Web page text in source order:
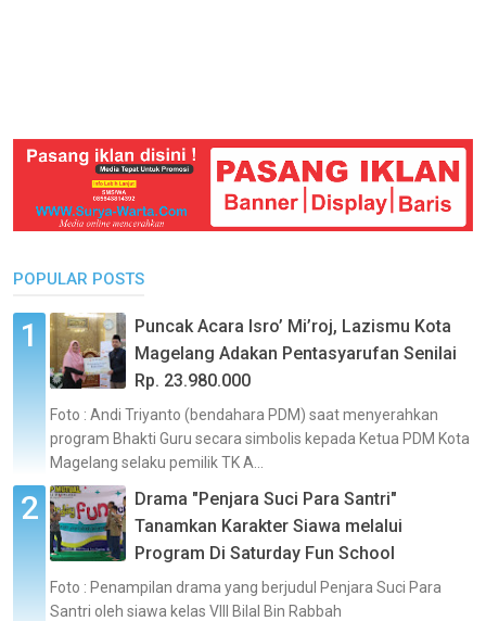
POPULAR POSTS
Puncak Acara Isro’ Mi’roj, Lazismu Kota
Magelang Adakan Pentasyarufan Senilai
Rp. 23.980.000
Foto : Andi Triyanto (bendahara PDM) saat menyerahkan
program Bhakti Guru secara simbolis kepada Ketua PDM Kota
Magelang selaku pemilik TK A...
Drama "Penjara Suci Para Santri"
Tanamkan Karakter Siawa melalui
Program Di Saturday Fun School
Foto : Penampilan drama yang berjudul Penjara Suci Para
Santri oleh siawa kelas VIII Bilal Bin Rabbah